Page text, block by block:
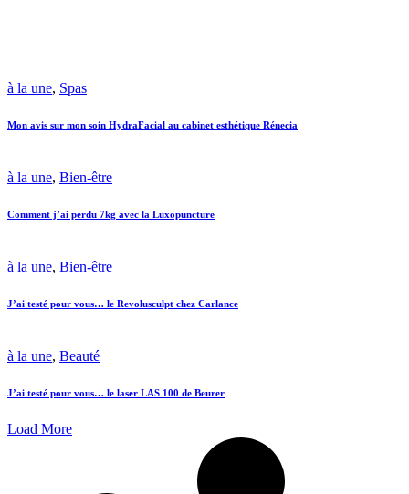
à la une, Spas
Mon avis sur mon soin HydraFacial au cabinet esthétique Rénecia
à la une, Bien-être
Comment j’ai perdu 7kg avec la Luxopuncture
à la une, Bien-être
J’ai testé pour vous… le Revolusculpt chez Carlance
à la une, Beauté
J’ai testé pour vous… le laser LAS 100 de Beurer
Load More